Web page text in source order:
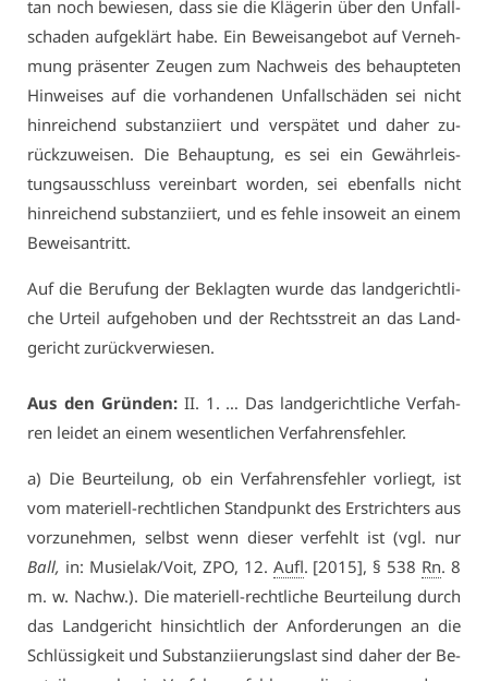
tan noch be­wie­sen, dass sie die Klä­ge­rin über den Un­fall­
scha­den auf­ge­klärt ha­be. Ein Be­weis­an­ge­bot auf Ver­neh­
mung prä­sen­ter Zeu­gen zum Nach­weis des be­haup­te­ten
Hin­wei­ses auf die vor­han­de­nen Un­fall­schä­den sei nicht
hin­rei­chend sub­stan­zi­iert und ver­spä­tet und da­her zu­
rück­zu­wei­sen. Die Be­haup­tung, es sei ein Ge­währ­leis­
tungs­aus­schluss ver­ein­bart wor­den, sei eben­falls nicht
hin­rei­chend sub­stan­zi­iert, und es feh­le in­so­weit an ei­nem
Be­weis­an­tritt.
Auf die Be­ru­fung der Be­klag­ten wur­de das land­ge­richt­li­
che Ur­teil auf­ge­ho­ben und der Rechts­streit an das Land­
ge­richt zu­rück­ver­wie­sen.
Aus den Grün­den:II. 1. … Das land­ge­richt­li­che Ver­fah­
ren lei­det an ei­nem we­sent­li­chen Ver­fah­rens­feh­ler.
a) Die Be­ur­tei­lung, ob ein Ver­fah­rens­feh­ler vor­liegt, ist
vom ma­te­ri­ell-recht­li­chen Stand­punkt des Er­strich­ters aus
vor­zu­neh­men, selbst wenn die­ser ver­fehlt ist (vgl. nur
Ball, in: Mu­sielak/Voit, ZPO, 12. Aufl. [2015], § 538 Rn. 8
m. w. Nachw.). Die ma­te­ri­ell-recht­li­che Be­ur­tei­lung durch
das Land­ge­richt hin­sicht­lich der An­for­de­run­gen an die
Schlüs­sig­keit und Sub­stan­zi­ie­rungs­last sind da­her der Be­